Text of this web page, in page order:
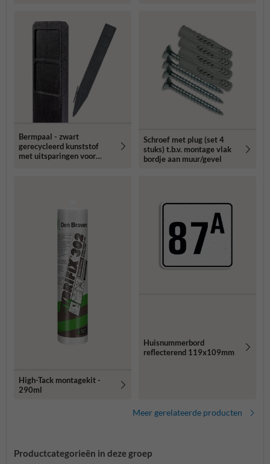
Bermpaal - zwart
gerecycleerd kunststof
met uitsparingen voor
Schroef met plug (set 4
stuks) t.b.v. montage vlak
bordje aan muur/gevel
High-Tack montagekit -
290ml
Huisnummerbord
reflecterend 119x109mm
Meer gerelateerde producten
Productcategorieën in deze groep